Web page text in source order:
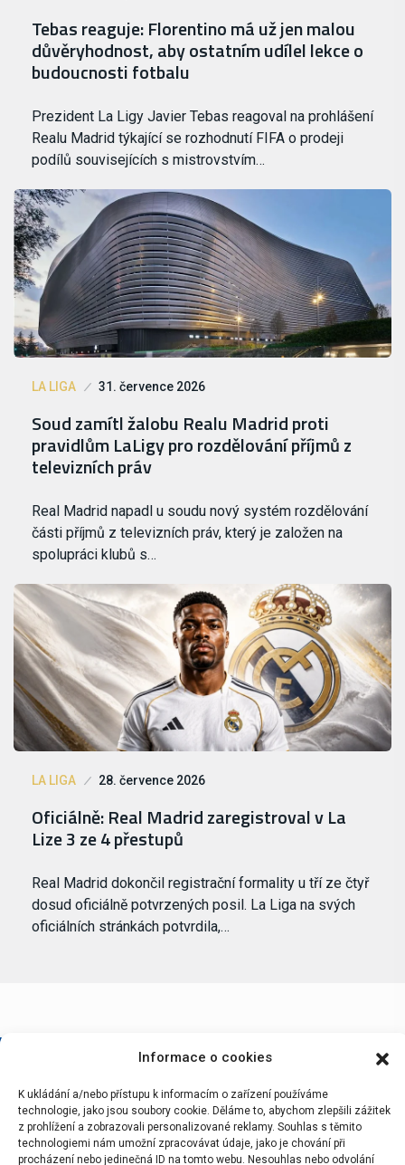
Informace o cookies
K ukládání a/nebo přístupu k informacím o zařízení používáme
technologie, jako jsou soubory cookie. Děláme to, abychom zlepšili zážitek
z prohlížení a zobrazovali personalizované reklamy. Souhlas s těmito
technologiemi nám umožní zpracovávat údaje, jako je chování při
procházení nebo jedinečná ID na tomto webu. Nesouhlas nebo odvolání
Tebas reaguje: Florentino má už jen malou
důvěryhodnost, aby ostatním udílel lekce o
budoucnosti fotbalu
Prezident La Ligy Javier Tebas reagoval na prohlášení
Realu Madrid týkající se rozhodnutí FIFA o prodeji
podílů souvisejících s mistrovstvím…
LA LIGA 31. července 2026
Soud zamítl žalobu Realu Madrid proti
pravidlům LaLigy pro rozdělování příjmů z
televizních práv
Real Madrid napadl u soudu nový systém rozdělování
části příjmů z televizních práv, který je založen na
spolupráci klubů s…
LA LIGA 28. července 2026
Oficiálně: Real Madrid zaregistroval v La
Lize 3 ze 4 přestupů
Real Madrid dokončil registrační formality u tří ze čtyř
dosud oficiálně potvrzených posil. La Liga na svých
oficiálních stránkách potvrdila,…
Portál Bílýbalet.cz byl založen pod názvem Real-